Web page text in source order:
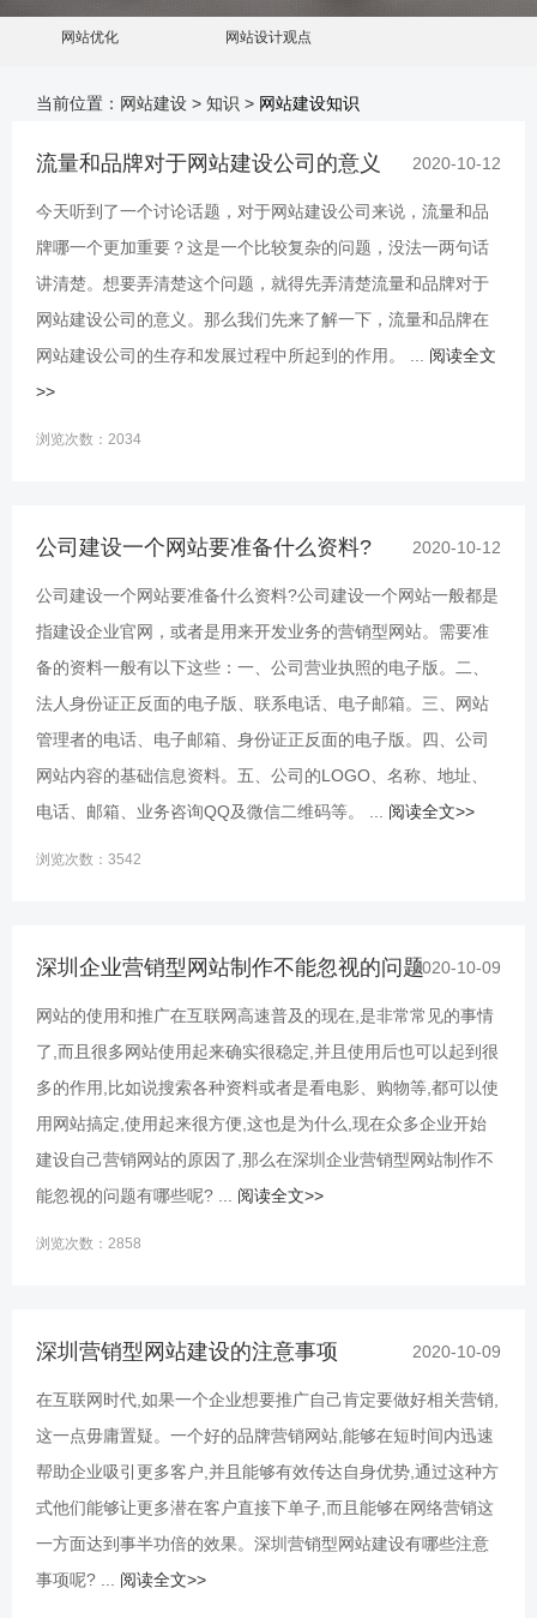
网站优化 网站设计观点
当前位置： 网站建设 > 知识 > 网站建设知识
流量和品牌对于网站建设公司的意义 2020-10-12
今天听到了一个讨论话题，对于网站建设公司来说，流量和品
牌哪一个更加重要？这是一个比较复杂的问题，没法一两句话
讲清楚。想要弄清楚这个问题，就得先弄清楚流量和品牌对于
网站建设公司的意义。那么我们先来了解一下，流量和品牌在
网站建设公司的生存和发展过程中所起到的作用。 ... 阅读全文
>>
浏览次数：2034
公司建设一个网站要准备什么资料? 2020-10-12
公司建设一个网站要准备什么资料?公司建设一个网站一般都是
指建设企业官网，或者是用来开发业务的营销型网站。需要准
备的资料一般有以下这些：一、公司营业执照的电子版。二、
法人身份证正反面的电子版、联系电话、电子邮箱。三、网站
管理者的电话、电子邮箱、身份证正反面的电子版。四、公司
网站内容的基础信息资料。五、公司的LOGO、名称、地址、
电话、邮箱、业务咨询QQ及微信二维码等。 ... 阅读全文>>
浏览次数：3542
深圳企业营销型网站制作不能忽视的问题2020-10-09
网站的使用和推广在互联网高速普及的现在,是非常常见的事情
了,而且很多网站使用起来确实很稳定,并且使用后也可以起到很
多的作用,比如说搜索各种资料或者是看电影、购物等,都可以使
用网站搞定,使用起来很方便,这也是为什么,现在众多企业开始
建设自己营销网站的原因了,那么在深圳企业营销型网站制作不
能忽视的问题有哪些呢? ... 阅读全文>>
浏览次数：2858
深圳营销型网站建设的注意事项 2020-10-09
在互联网时代,如果一个企业想要推广自己肯定要做好相关营销,
这一点毋庸置疑。一个好的品牌营销网站,能够在短时间内迅速
帮助企业吸引更多客户,并且能够有效传达自身优势,通过这种方
式他们能够让更多潜在客户直接下单子,而且能够在网络营销这
一方面达到事半功倍的效果。深圳营销型网站建设有哪些注意
事项呢? ... 阅读全文>>